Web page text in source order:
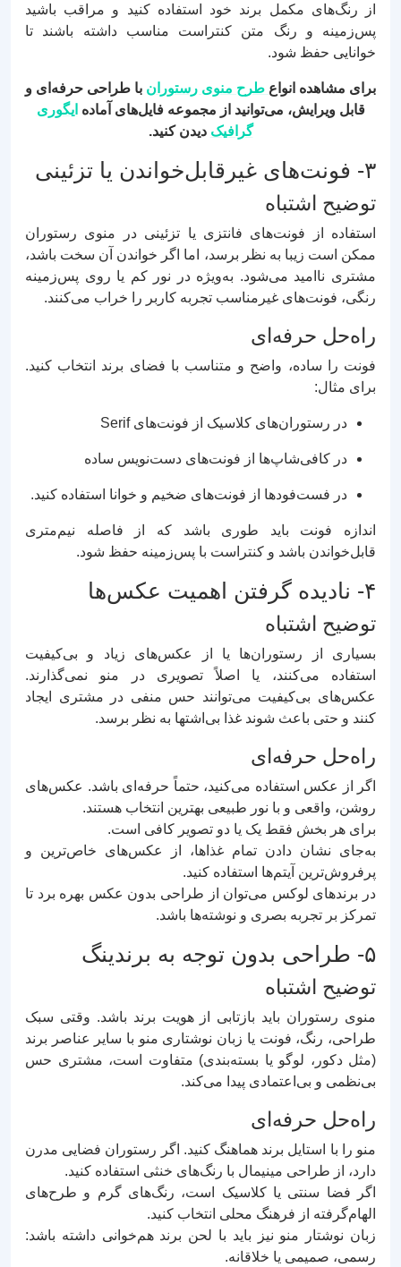
از رنگ‌های مکمل برند خود استفاده کنید و مراقب باشید
پس‌زمینه و رنگ متن کنتراست مناسب داشته باشند تا
خوانایی حفظ شود.
برای مشاهده انواع طرح منوی رستوران با طراحی حرفه‌ای و
قابل ویرایش، می‌توانید از مجموعه فایل‌های آماده ایگوری
گرافیک دیدن کنید.
۳- فونت‌های غیرقابل‌خواندن یا تزئینی
توضیح اشتباه
استفاده از فونت‌های فانتزی یا تزئینی در منوی رستوران
ممکن است زیبا به نظر برسد، اما اگر خواندن آن سخت باشد،
مشتری ناامید می‌شود. به‌ویژه در نور کم یا روی پس‌زمینه
رنگی، فونت‌های غیرمناسب تجربه کاربر را خراب می‌کنند.
راه‌حل حرفه‌ای
فونت را ساده، واضح و متناسب با فضای برند انتخاب کنید.
برای مثال:
در رستوران‌های کلاسیک از فونت‌های Serif
در کافی‌شاپ‌ها از فونت‌های دست‌نویس ساده
در فست‌فودها از فونت‌های ضخیم و خوانا استفاده کنید.
اندازه فونت باید طوری باشد که از فاصله نیم‌متری
قابل‌خواندن باشد و کنتراست با پس‌زمینه حفظ شود.
۴- نادیده گرفتن اهمیت عکس‌ها
توضیح اشتباه
بسیاری از رستوران‌ها یا از عکس‌های زیاد و بی‌کیفیت
استفاده می‌کنند، یا اصلاً تصویری در منو نمی‌گذارند.
عکس‌های بی‌کیفیت می‌توانند حس منفی در مشتری ایجاد
کنند و حتی باعث شوند غذا بی‌اشتها به نظر برسد.
راه‌حل حرفه‌ای
اگر از عکس استفاده می‌کنید، حتماً حرفه‌ای باشد. عکس‌های
روشن، واقعی و با نور طبیعی بهترین انتخاب هستند.
برای هر بخش فقط یک یا دو تصویر کافی است.
به‌جای نشان دادن تمام غذاها، از عکس‌های خاص‌ترین و
پرفروش‌ترین آیتم‌ها استفاده کنید.
در برندهای لوکس می‌توان از طراحی بدون عکس بهره برد تا
تمرکز بر تجربه بصری و نوشته‌ها باشد.
۵- طراحی بدون توجه به برندینگ
توضیح اشتباه
منوی رستوران باید بازتابی از هویت برند باشد. وقتی سبک
طراحی، رنگ، فونت یا زبان نوشتاری منو با سایر عناصر برند
(مثل دکور، لوگو یا بسته‌بندی) متفاوت است، مشتری حس
بی‌نظمی و بی‌اعتمادی پیدا می‌کند.
راه‌حل حرفه‌ای
منو را با استایل برند هماهنگ کنید. اگر رستوران فضایی مدرن
دارد، از طراحی مینیمال با رنگ‌های خنثی استفاده کنید.
اگر فضا سنتی یا کلاسیک است، رنگ‌های گرم و طرح‌های
الهام‌گرفته از فرهنگ محلی انتخاب کنید.
زبان نوشتار منو نیز باید با لحن برند هم‌خوانی داشته باشد:
رسمی، صمیمی یا خلاقانه.